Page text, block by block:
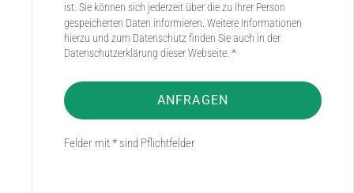
ist. Sie können sich jederzeit über die zu Ihrer Person
gespeicherten Daten informieren. Weitere Informationen
hierzu und zum Datenschutz finden Sie auch in der
Datenschutzerklärung dieser Webseite. *
ANFRAGEN
Felder mit * sind Pflichtfelder